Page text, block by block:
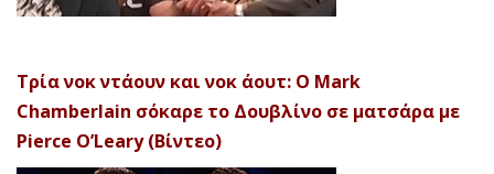
Τρία νοκ ντάουν και νοκ άουτ: Ο Mark
Chamberlain σόκαρε το Δουβλίνο σε ματσάρα με
Pierce O’Leary (Βίντεο)